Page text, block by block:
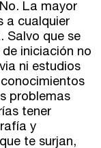
No. La mayor
a cualquier
Salvo que se
iniciación no
ni estudios
problemas
tener
y
te surjan,